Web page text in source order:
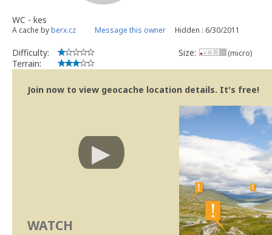
WC - kes
A cache byberx.cz Message this owner Hidden : 6/30/2011
Difficulty:
Terrain:
Size: (micro)
Join now to view geocache location details. It's free!
WATCH